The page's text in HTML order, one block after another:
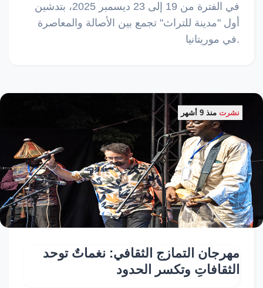
في الفترة من 19 إلى 23 ديسمبر 2025، بتدشين
أول "مدينة للتراث" تجمع بين الأصالة والمعاصرة
في موريتانيا.
نشرت منذ 9 أشهر
مهرجان التمازج الثقافي: نغماتٌ توحد
الثقافاتِ وتكسر الحدود